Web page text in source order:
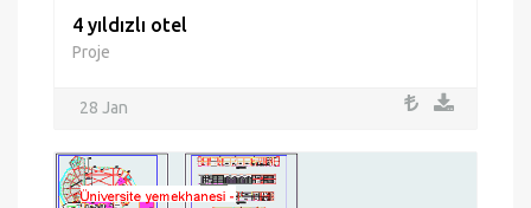
4 yıldızlı otel
Proje
28 Jan